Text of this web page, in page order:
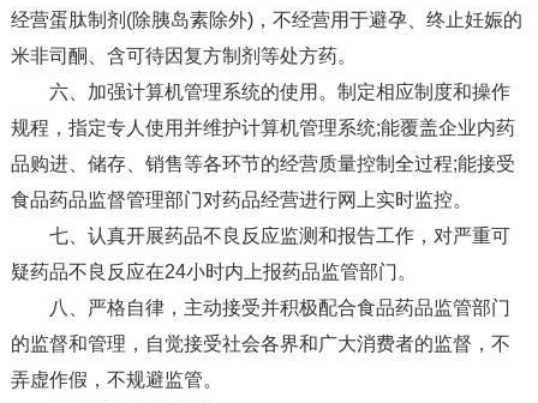
经营蛋肽制剂(除胰岛素除外)，不经营用于避孕、终止妊娠的
米非司酮、含可待因复方制剂等处方药。
六、加强计算机管理系统的使用。制定相应制度和操作
规程，指定专人使用并维护计算机管理系统;能覆盖企业内药
品购进、储存、销售等各环节的经营质量控制全过程;能接受
食品药品监督管理部门对药品经营进行网上实时监控。
七、认真开展药品不良反应监测和报告工作，对严重可
疑药品不良反应在24小时内上报药品监管部门。
八、严格自律，主动接受并积极配合食品药品监管部门
的监督和管理，自觉接受社会各界和广大消费者的监督，不
弄虚作假，不规避监管。